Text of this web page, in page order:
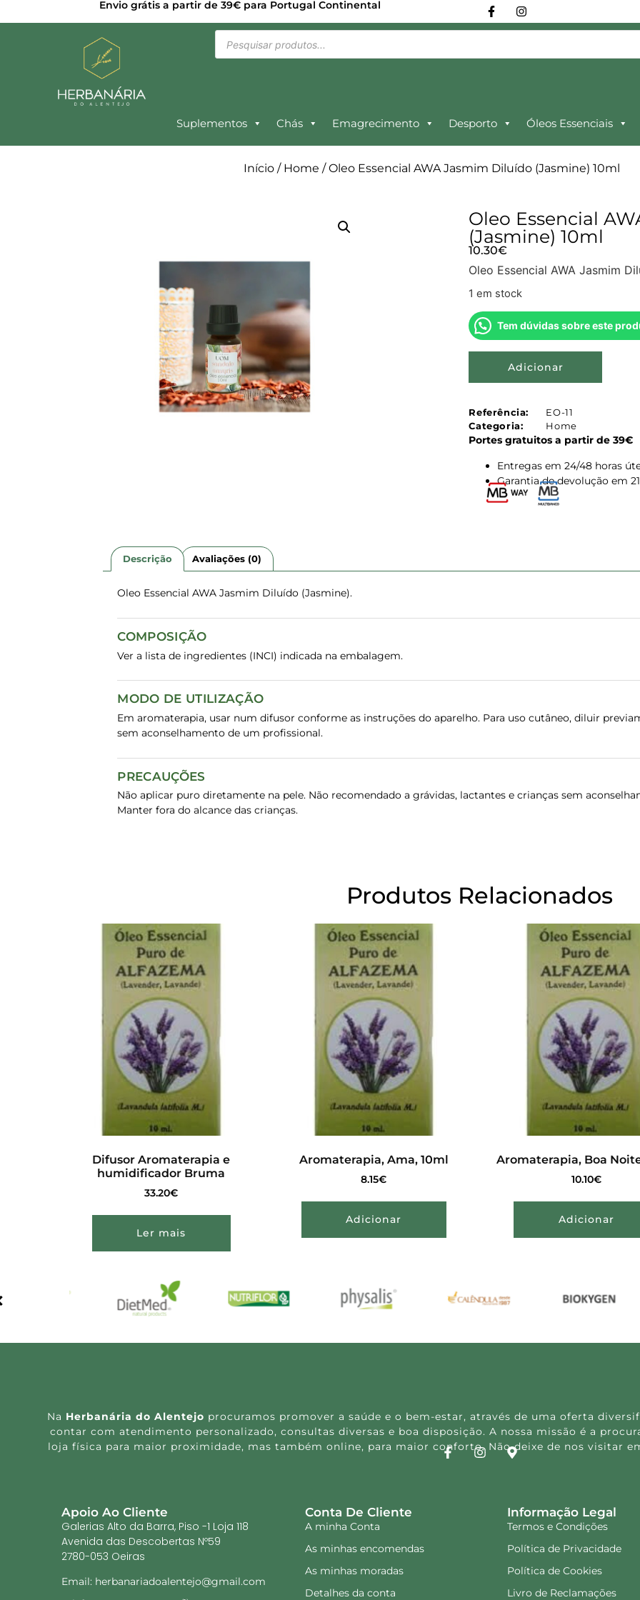
Envio grátis a partir de 39€ para Portugal Continental
Suplementos Chás Emagrecimento Desporto Óleos Essenciais
Início / Home / Oleo Essencial AWA Jasmim Diluído (Jasmine) 10ml
Oleo Essencial
(Jasmine) 10ml
10.30€
Oleo Essencial AWA Jasmim
1 em stock
Tem dúvidas sobre este
Adicionar
Referência:
EO-11
Categoria:
Home
Portes gratuitos a partir de 39€
Entregas em 24/48 horas
Garantia de devolução em
Descrição Avaliações (0)
Oleo Essencial AWA Jasmim Diluído (Jasmine).
COMPOSIÇÃO
Ver a lista de ingredientes (INCI) indicada na embalagem.
MODO DE UTILIZAÇÃO
Em aromaterapia, usar num difusor conforme as instruções do aparelho. Para uso cutâneo, diluir
sem aconselhamento de um profissional.
PRECAUÇÕES
Não aplicar puro diretamente na pele. Não recomendado a grávidas, lactantes e crianças sem
Manter fora do alcance das crianças.
Produtos Relacionados
Difusor Aromaterapia e
humidificador Bruma
33.20€
Ler mais
Aromaterapia, Ama, 10ml
8.15€
Adicionar
Aromaterapia, Boa
10.10€
Adicionar
Na Herbanária do Alentejo procuramos promover a saúde e o bem-estar, através de uma oferta
contar com atendimento personalizado, consultas diversas e boa disposição. A nossa missão é a
loja física para maior proximidade, mas também online, para maior conforto. Não deixe de nos visitar
Apoio Ao Cliente
Galerias Alto da Barra, Piso -1 Loja 118
Avenida das Descobertas Nº59
2780-053 Oeiras
Email: herbanariadoalentejo@gmail.com
Conta De Cliente
A minha Conta
As minhas encomendas
As minhas moradas
Detalhes da conta
Informação Legal
Termos e Condições
Política de Privacidade
Política de Cookies
Livro de Reclamações